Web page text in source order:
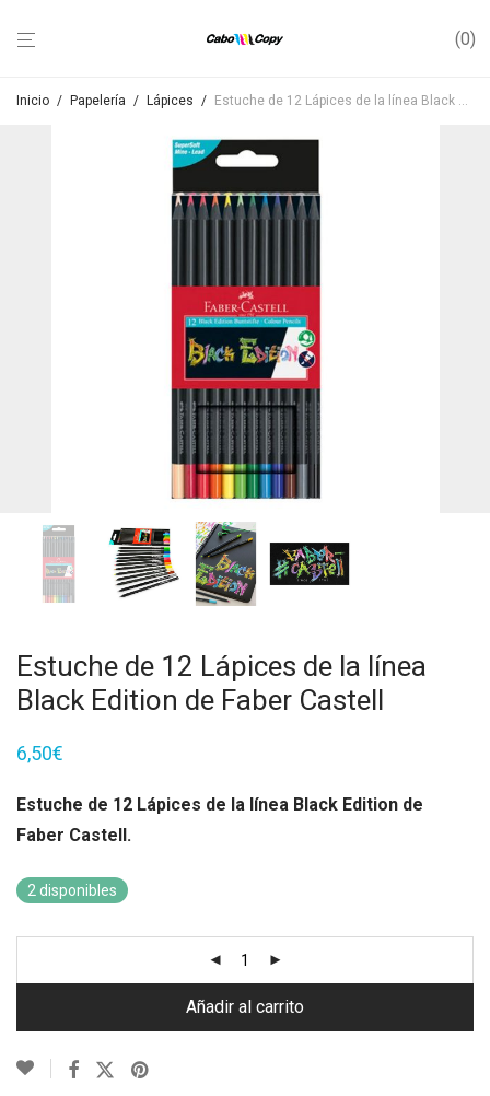
0
Inicio / Papelería / Lápices / Estuche de 12 Lápices de la línea Black Edition de Faber Castell
Estuche de 12 Lápices de la línea
Black Edition de Faber Castell
6,50€
Estuche de 12 Lápices de la línea Black Edition de
Faber Castell.
2 disponibles
Añadir al carrito